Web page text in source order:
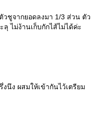
วชูจากยอดลงมา 1/3 ส่วน ตัว
ไม่ง้านเก็บกักไส้ไม่ได้ค่ะ
นึง ผสมให้เข้ากันไว้เตรียม